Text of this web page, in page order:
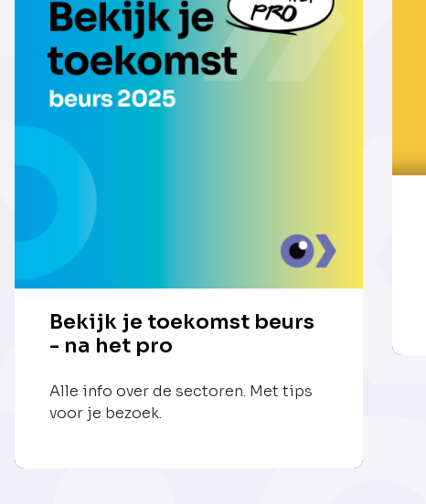
Bekijk je toekomst beurs
- na het pro
Alle info over de sectoren. Met tips
voor je bezoek.